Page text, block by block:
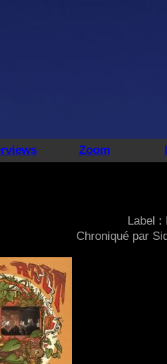
Zoom
Label :
Chroniqué par